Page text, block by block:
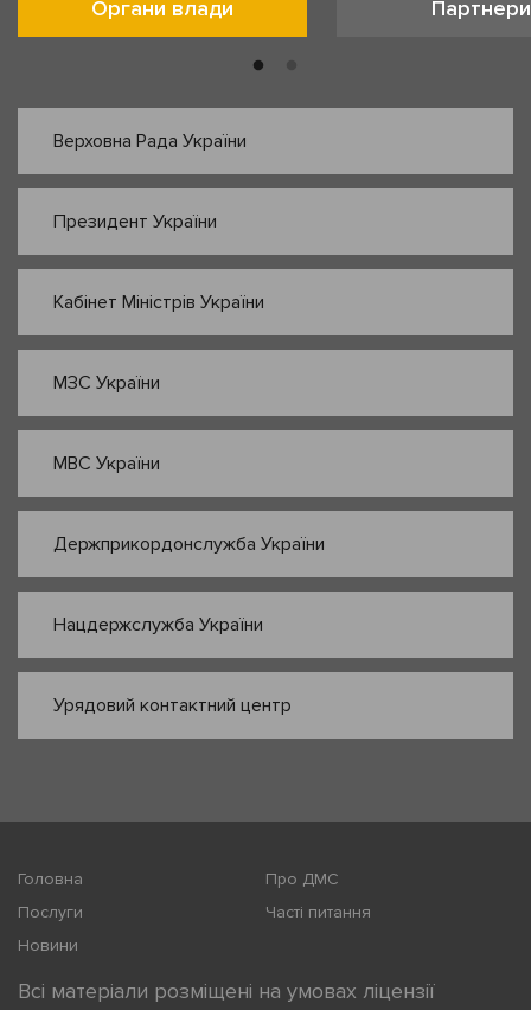
Органи влади Партнери
Верховна Рада України
Президент України
Кабінет Міністрів України
МЗС України
МВС України
Держприкордонслужба України
Нацдержслужба України
Урядовий контактний центр
Головна
Про ДМС
Послуги
Часті питання
Новини
Всі матеріали розміщені на умовах ліцензії